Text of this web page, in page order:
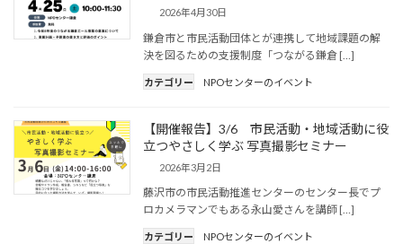
2026年4月30日
鎌倉市と市民活動団体とが連携して地域課題の解
決を図るための支援制度「つながる鎌倉 […]
カテゴリー NPOセンターのイベント
【開催報告】3/6 市民活動・地域活動に役
立つやさしく学ぶ 写真撮影セミナー
2026年3月2日
藤沢市の市民活動推進センターのセンター長でプ
ロカメラマンでもある永山愛さんを講師 […]
カテゴリー NPOセンターのイベント